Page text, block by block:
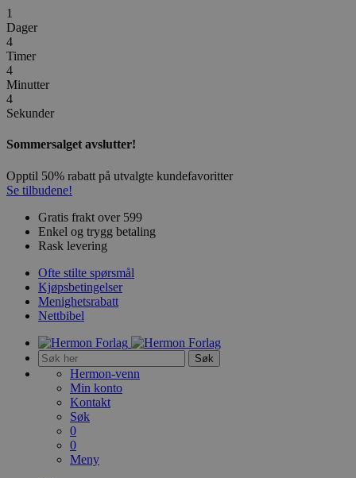
1
Dager
4
Timer
4
Minutter
4
Sekunder
Sommersalget avslutter!
Opptil 50% rabatt på utvalgte kundefavoritter
Se tilbudene!
Gratis frakt over 599
Enkel og trygg betaling
Rask levering
Ofte stilte spørsmål
Kjøpsbetingelser
Menighetsrabatt
Nettbibel
Søk
Hermon-venn
Min konto
Kontakt
Søk
0
0
Meny